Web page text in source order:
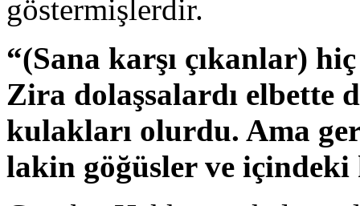
göstermişlerdir.
“(Sana karşı çıkanlar)
Zira dolaşsalardı elbette
kulakları olurdu. Ama
lakin göğüsler ve